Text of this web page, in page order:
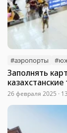
#аэропорты
Заполнять
26 февраля 2025 ·